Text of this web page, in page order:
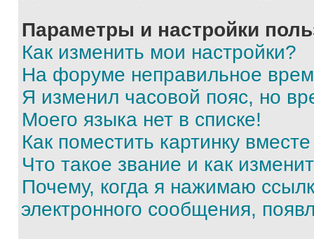
Параметры и настройки
Как изменить мои настройки?
На форуме неправильное
Я изменил часовой пояс, но
Моего языка нет в списке!
Как поместить картинку
Что такое звание и как
Почему, когда я нажимаю
электронного сообщения,